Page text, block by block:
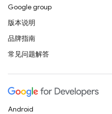
Google group
版本说明
品牌指南
常见问题解答
Android